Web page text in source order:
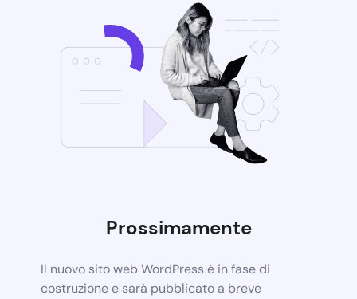
Prossimamente
Il nuovo sito web WordPress è in fase di
costruzione e sarà pubblicato a breve